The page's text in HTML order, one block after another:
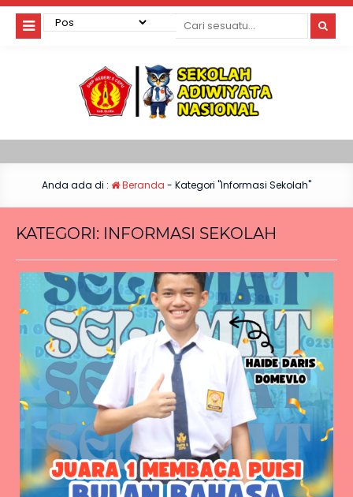
Anda ada di : Beranda - Kategori "Informasi Sekolah"
KATEGORI: INFORMASI SEKOLAH